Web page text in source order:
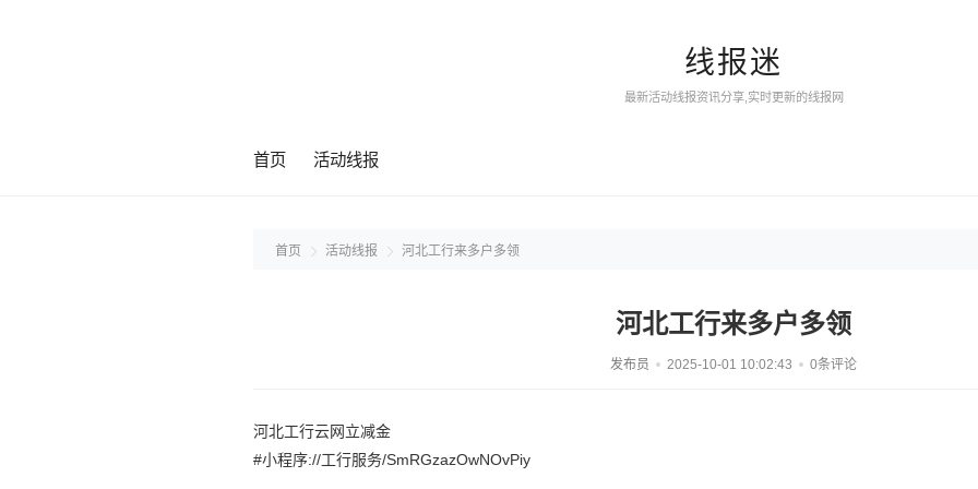
线报迷
最新活动线报资讯分享,实时更新的线报网
首页 活动线报
首页 活动线报 河北工行来多户多领
河北工行来多户多领
发布员 2025-10-01 10:02:43 0条评论
河北工行云网立减金
#小程序://工行服务/SmRGzazOwNOvPiy